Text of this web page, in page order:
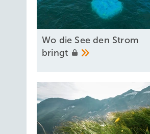
Wo die See den Strom
bringt